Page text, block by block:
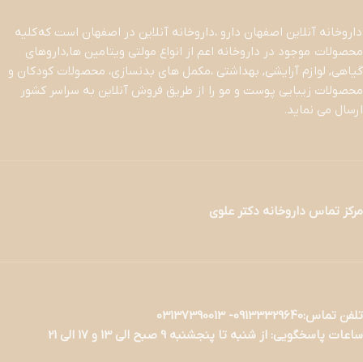
داروخانه آنلاین اصفهان دارو ،داروخانه آنلاین در اصفهان است که کلیه
محصولات موجود در داروخانه اعم از انواع مولتی ویتامین ها,داروهای
گیاهی, لوازم آرایشی, بهداشتی ،مکمل های بدنسازی، محصولات کودکان و
محصولات زیبایی پوست و مو را از طریق فروش آنلاین به سراسر کشور
ارسال می نماید.
مرکز تماس داروخانه دکتر علوی
تلفن تماس:09133329640- 03137390013
ساعات پاسخگویی: از شنبه تا پنجشنبه 9 صبح الی 13 و 17 الی 21